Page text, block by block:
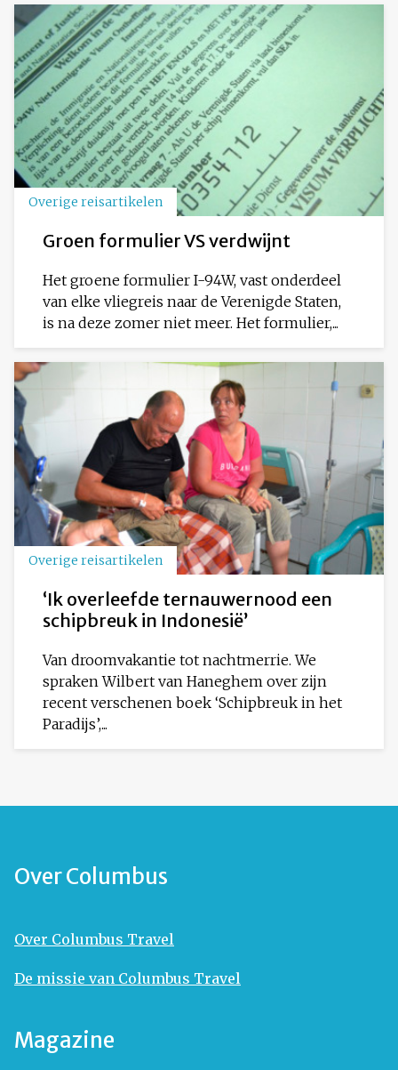
Overige reisartikelen
Groen formulier VS verdwijnt
Het groene formulier I-94W, vast onderdeel
van elke vliegreis naar de Verenigde Staten,
is na deze zomer niet meer. Het formulier,...
Overige reisartikelen
‘Ik overleefde ternauwernood een
schipbreuk in Indonesië’
Van droomvakantie tot nachtmerrie. We
spraken Wilbert van Haneghem over zijn
recent verschenen boek ‘Schipbreuk in het
Paradijs’,...
Over Columbus
Over Columbus Travel
De missie van Columbus Travel
Magazine